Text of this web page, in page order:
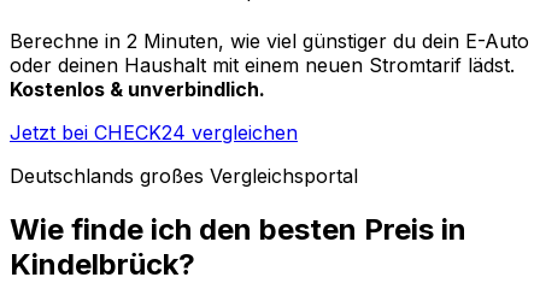
Berechne in 2 Minuten, wie viel günstiger du dein E-Auto
oder deinen Haushalt mit einem neuen Stromtarif lädst.
Kostenlos & unverbindlich.
Jetzt bei CHECK24 vergleichen
Deutschlands großes Vergleichsportal
Wie finde ich den besten Preis in
Kindelbrück?